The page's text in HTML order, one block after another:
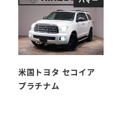
米国トヨタ セコイア
プラチナム